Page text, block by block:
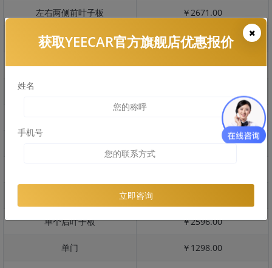
左右两侧前叶子板 ￥2671.00
反光镜 ￥515.00
后保险杠 ￥2460.00
￥1366.00
￥2016.00
单个后叶子板 ￥2596.00
单门 ￥1298.00
获取YEECAR官方旗舰店优惠报价
姓名
手机号
立即咨询